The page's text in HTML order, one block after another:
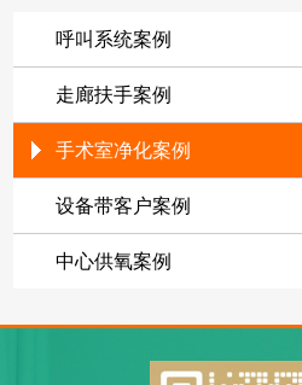
呼叫系统案例
走廊扶手案例
手术室净化案例
设备带客户案例
中心供氧案例